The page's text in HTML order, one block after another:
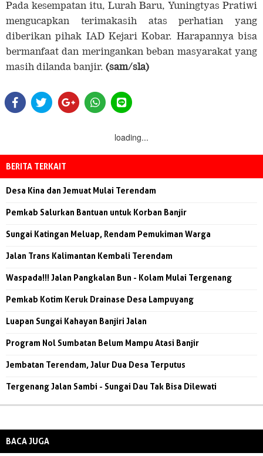
Pada kesempatan itu, Lurah Baru, Yuningtyas Pratiwi
mengucapkan terimakasih atas perhatian yang
diberikan pihak IAD Kejari Kobar. Harapannya bisa
bermanfaat dan meringankan beban masyarakat yang
masih dilanda banjir. (sam/sla)
loading...
BERITA TERKAIT
Desa Kina dan Jemuat Mulai Terendam
Pemkab Salurkan Bantuan untuk Korban Banjir
Sungai Katingan Meluap, Rendam Pemukiman Warga
Jalan Trans Kalimantan Kembali Terendam
Waspada!!! Jalan Pangkalan Bun - Kolam Mulai Tergenang
Pemkab Kotim Keruk Drainase Desa Lampuyang
Luapan Sungai Kahayan Banjiri Jalan
Program Nol Sumbatan Belum Mampu Atasi Banjir
Jembatan Terendam, Jalur Dua Desa Terputus
Tergenang Jalan Sambi - Sungai Dau Tak Bisa Dilewati
BACA JUGA